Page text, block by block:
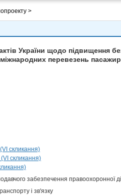
>
України щодо підвищення
перевезень
скликання)
скликання)
забезпечення правоохоронної
і зв'язку